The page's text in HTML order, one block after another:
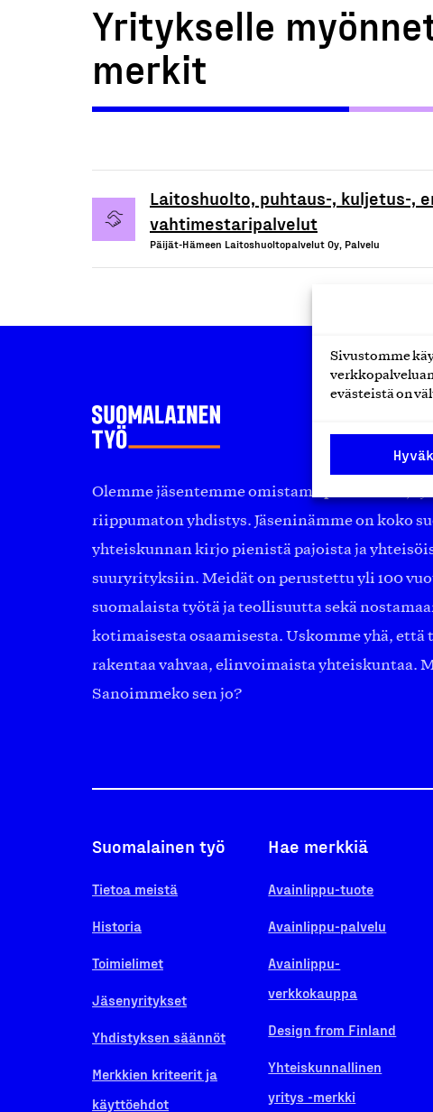
Sivustomme
evästeistä on
Yritykselle
merkit
Laitoshuolto, puhtaus-, kuljetus-,
vahtimestaripalvelut
Päijät-Hämeen Laitoshuoltopalvelut Oy, Palvelu
Olemme jäsentemme omistama puolueeton,
riippumaton yhdistys. Jäseninämme on koko
yhteiskunnan kirjo pienistä pajoista ja
suuryrityksiin. Meidät on perustettu yli 100
suomalaista työtä ja teollisuutta sekä
kotimaisesta osaamisesta. Uskomme yhä, että
rakentaa vahvaa, elinvoimaista yhteiskuntaa.
Sanoimmeko sen jo?
Suomalainen työ
Tietoa meistä
Historia
Toimielimet
Jäsenyritykset
Yhdistyksen säännöt
Merkkien kriteerit ja
käyttöehdot
Hae merkkiä
Avainlippu-tuote
Avainlippu-palvelu
Avainlippu-
verkkokauppa
Design from Finland
Yhteiskunnallinen
yritys -merkki